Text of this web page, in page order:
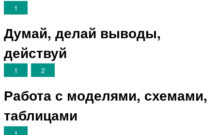
1
Думай, делай выводы,
действуй
1 2
Работа с моделями, схемами,
таблицами
1